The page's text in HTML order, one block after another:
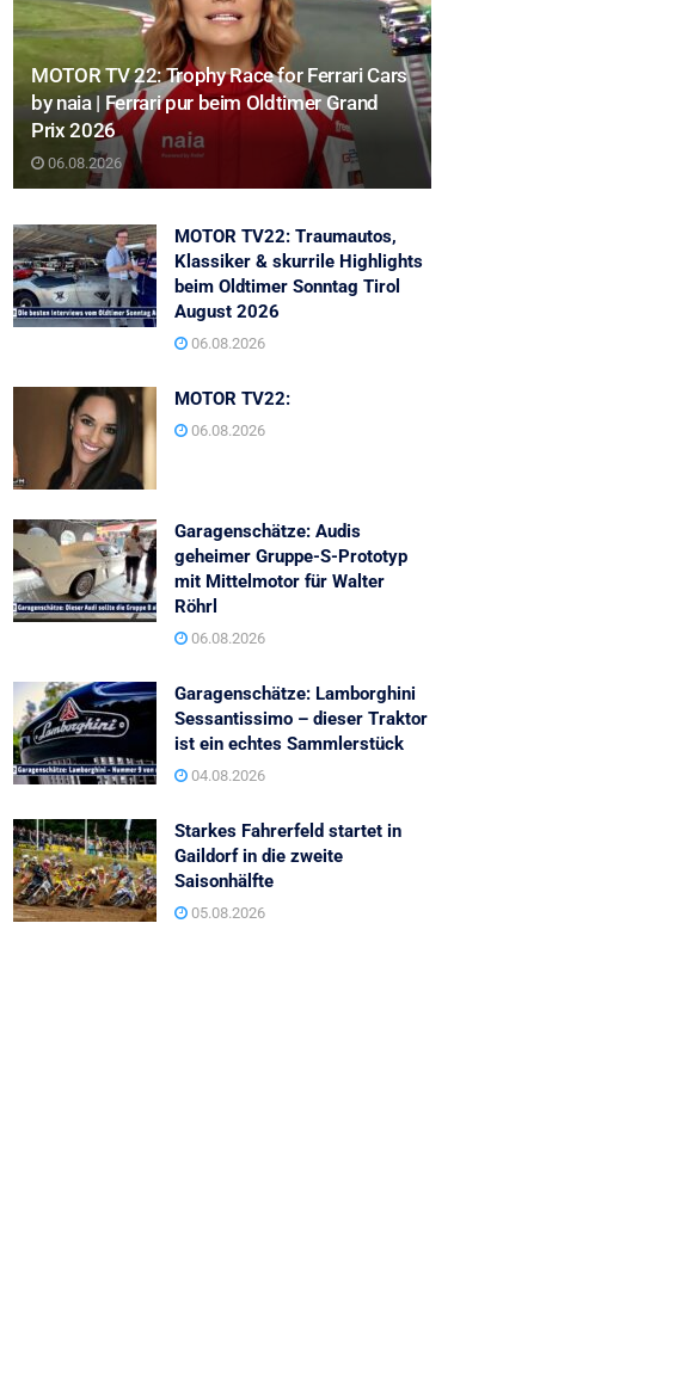
MOTOR TV 22: Trophy Race for Ferrari Cars
by naia | Ferrari pur beim Oldtimer Grand
Prix 2026
06.08.2026
MOTOR TV22: Traumautos,
Klassiker & skurrile Highlights
beim Oldtimer Sonntag Tirol
August 2026
06.08.2026
MOTOR TV22:
06.08.2026
Garagenschätze: Audis
geheimer Gruppe-S-Prototyp
mit Mittelmotor für Walter
Röhrl
06.08.2026
Garagenschätze: Lamborghini
Sessantissimo – dieser Traktor
ist ein echtes Sammlerstück
04.08.2026
Starkes Fahrerfeld startet in
Gaildorf in die zweite
Saisonhälfte
05.08.2026